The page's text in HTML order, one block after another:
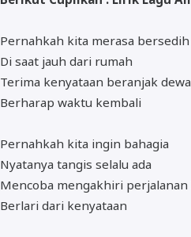
Pernahkah kita merasa bersedih
Di saat jauh dari rumah
Terima kenyataan beranjak
Berharap waktu kembali
Pernahkah kita ingin bahagia
Nyatanya tangis selalu ada
Mencoba mengakhiri
Berlari dari kenyataan